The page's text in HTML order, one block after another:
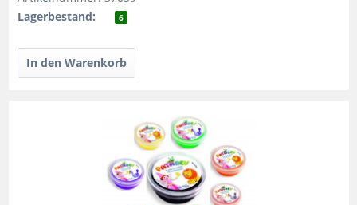
Lagerbestand:
6